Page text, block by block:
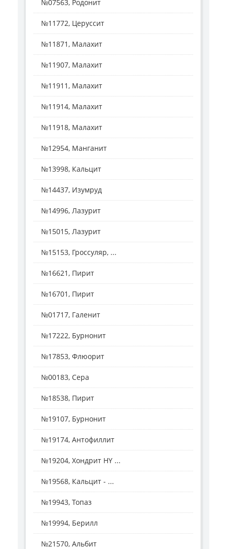
№07563, Родонит
№11772, Церуссит
№11871, Малахит
№11907, Малахит
№11911, Малахит
№11914, Малахит
№11918, Малахит
№12954, Манганит
№13998, Кальцит
№14437, Изумруд
№14996, Лазурит
№15015, Лазурит
№15153, Гроссуляр, ...
№16621, Пирит
№16701, Пирит
№01717, Галенит
№17222, Бурнонит
№17853, Флюорит
№00183, Сера
№18538, Пирит
№19107, Бурнонит
№19174, Антофиллит
№19204, Хондрит HY ...
№19568, Кальцит - ...
№19943, Топаз
№19994, Берилл
№21570, Альбит